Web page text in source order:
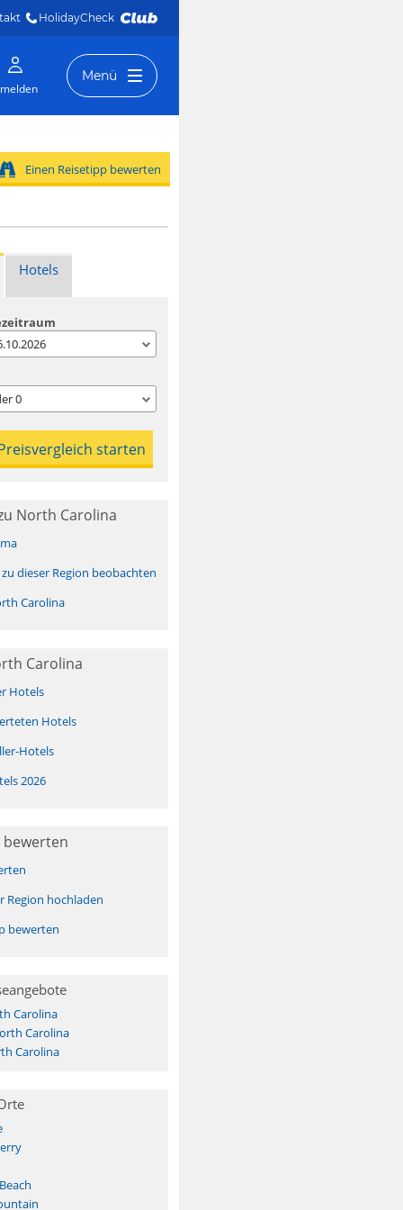
HolidayCheck
Menü
Einen Reisetipp bewerten
Hotels
0
North Carolina
dieser Region beobachten
Carolina
Carolina
Hotels
Hotels
Hotels
2026
Region hochladen
bewerten
Carolina
Carolina
Carolina